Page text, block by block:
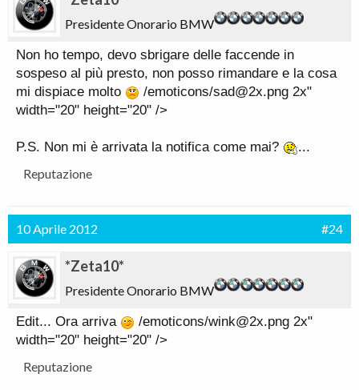
Presidente Onorario BMW
Non ho tempo, devo sbrigare delle faccende in
sospeso al più presto, non posso rimandare e la cosa
mi dispiace molto
/emoticons/sad@2x.png 2x"
width="20" height="20" />
P.S. Non mi è arrivata la notifica come mai?
...
Reputazione
10 Aprile 2012 #24
*Zeta10*
Presidente Onorario BMW
Edit... Ora arriva
/emoticons/wink@2x.png 2x"
width="20" height="20" />
Reputazione